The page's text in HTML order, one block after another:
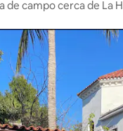
de campo cerca de La